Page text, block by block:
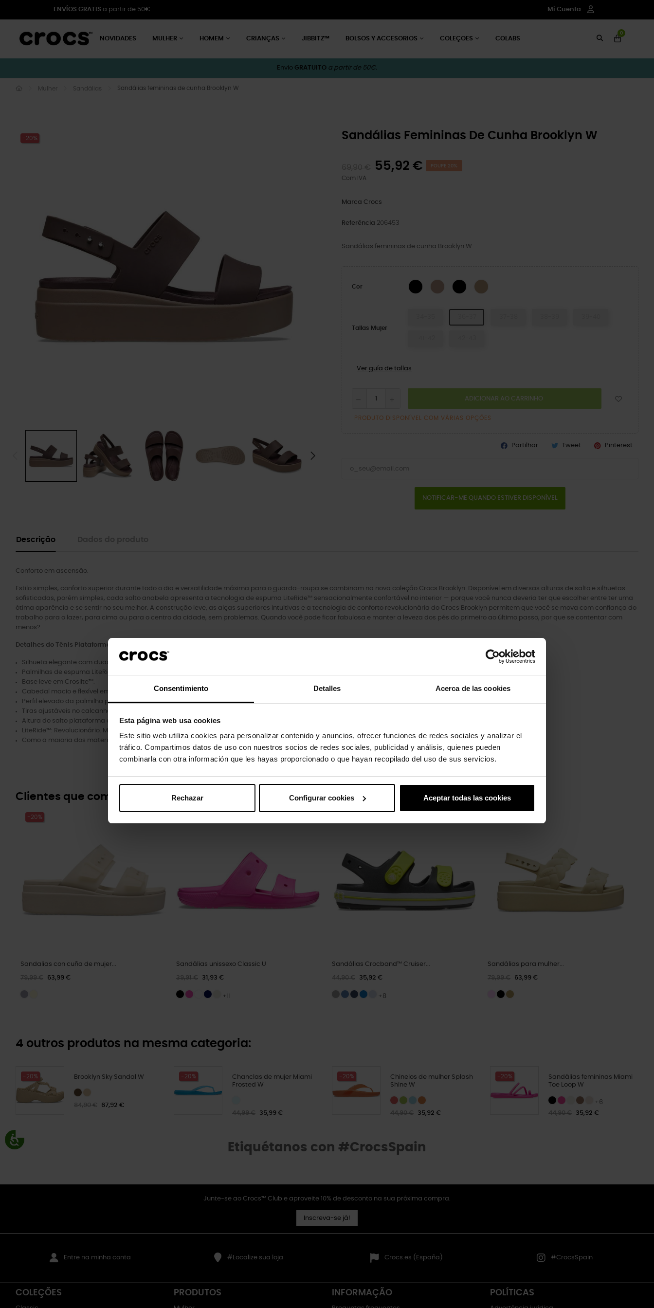
Consentimiento Detalles Acerca de las cookies
Esta página web usa cookies
Este sitio web utiliza cookies para personalizar contenido y anuncios, ofrecer funciones de redes sociales y analizar el
tráfico. Compartimos datos de uso con nuestros socios de redes sociales, publicidad y análisis, quienes pueden
combinarla con otra información que les hayas proporcionado o que hayan recopilado del uso de sus servicios.
Rechazar Configurar cookies Aceptar todas las cookies
ENVÍOS GRATIS a partir de 50€ Mi Cuenta
NOVIDADES MULHER HOMEM CRIANÇAS JIBBITZ™ BOLSOS Y ACCESORIOS COLEÇOES COLABS
0
Envio GRATUITO a partir de 50€.
Mulher Sandálias Sandálias femininas de cunha Brooklyn W
-20% Sandálias Femininas De Cunha Brooklyn W
55,92 € POUPE 20%
Com IVA
Marca Crocs
Referência 206453
Sandálias femininas de cunha Brooklyn W
Cor Preto/Cogumelo
Latte/Mushroom
BLACK/BLACKCashew/Cashew
Tallas Mujer
Ver guía de tallas
ADICIONAR AO CARRINHO
PRODUTO DISPONÍVEL COM VÁRIAS OPÇÕES
Partilhar Tweet Pinterest
NOTIFICAR-ME QUANDO ESTIVER DISPONÍVEL
Descrição
Conforto em ascensão.
Estilo simples, conforto superior durante todo o dia e versatilidade máxima para o guarda-roupa se combinam na nova coleção Crocs Brooklyn. Disponível em diversas alturas de salto e silhuetas
sofisticadas, porém simples, cada salto anabela apresenta a tecnologia de espuma LiteRide™ sensacionalmente confortável no interior — porque você nunca deveria ter que escolher entre ter uma
ótima aparência e se sentir no seu melhor. A construção leve, as alças superiores intuitivas e a tecnologia de conforto revolucionária do Crocs Brooklyn permitem que você se mova com confiança do
trabalho para o lazer, para cima ou para o centro da cidade, sem problemas. Quando você pode ficar fabulosa e manter a leveza dos pés do primeiro ao último passo, por que se contentar com
menos?
Detalhes do Tênis Plataforma Brooklyn Low:
Silhueta elegante com duas tiras e tiras no calcanhar para total segurança.
Palmilhas de espuma LiteRide™ revolucionárias para conforto superior durante todo o dia.
Base leve em Croslite™.
Cabedal macio e flexível em Croslite™ proporciona conforto desde o primeiro dia.
Perfil elevado da palmilha para maior suporte e estabilidade.
Tiras ajustáveis ​​no calcanhar com fivela inteligente e fechos de alavanca facilitam o calçar e o descalçar.
Altura do salto plataforma de 45 mm/1,7 pol.
LiteRide™: Revolucionário. Maciez que afunda. Conforto inovador.
Como a maioria dos materiais lisos, o cabedal pode arranhar com o uso normal.
Clientes que compraram este produto também compraram:
-20%
Sandalias con cuña de mujer...
79,99 € 63,99 €
Sandálias unissexo Classic U
39,91 € 31,93 €
+11
Sandálias Crocband™ Cruiser...
44,90 € 35,92 €
+8
Sandálias para mulher...
79,99 € 63,99 €
4 outros produtos na mesma categoria:
-20% Brooklyn Sky Sandal W
84,90 € 67,92 €
-20%
Chanclas de mujer Miami
Frosted W
44,99 € 35,99 €
-20%
Chinelos de mulher Splash
Shine W
44,90 € 35,92 €
-20%
Sandálias femininas Miami
Toe Loop W
+6
44,90 €
35,92 €
Etiquétanos con #CrocsSpain
Junte-se ao Crocs™ Club e aproveite 10% de desconto na sua próxima compra.
Inscreva-se já!
Entre na minha conta #Localize sua loja Crocs.es (España) #CrocsSpain
COLEÇÕES PRODUTOS INFORMAÇÃO POLÍTICAS